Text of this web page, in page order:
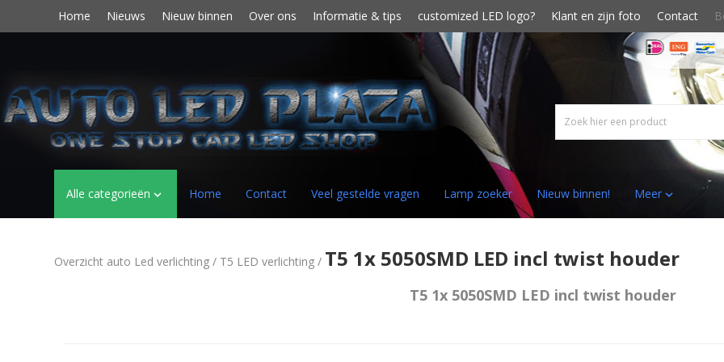
Home Nieuws Nieuw binnen Over ons Informatie & tips customized LED logo? Klant en zijn foto Contact
Alle categorieën  Home Contact Veel gestelde vragen Lamp zoeker Nieuw binnen! Meer 
Overzicht auto Led verlichting / T5 LED verlichting / T5 1x 5050SMD LED incl twist houder
T5 1x 5050SMD LED incl twist houder